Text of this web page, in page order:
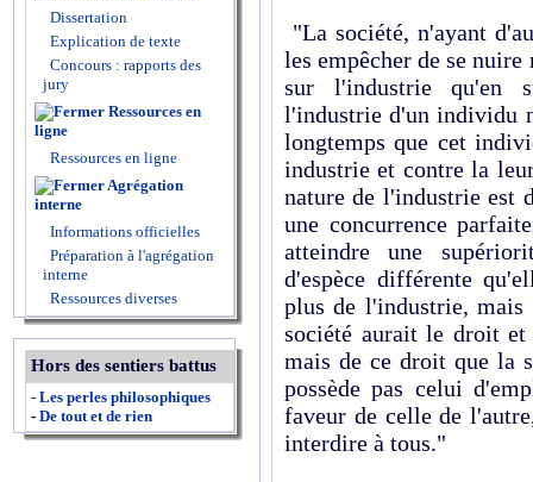
Dissertation
Explication de texte
Concours : rapports des
jury
Ressources en
ligne
Ressources en ligne
Agrégation
interne
Informations officielles
Préparation à l'agrégation
interne
Ressources diverses
Hors des sentiers battus
- Les perles philosophiques
- De tout et de rien
"La société, n'ayant
les empêcher de se
sur l'industrie qu'en
l'industrie d'un individu
longtemps que cet
industrie et contre la
nature de l'industrie est
une concurrence
atteindre une
d'espèce différente
plus de l'industrie, mais
société aurait le droit
mais de ce droit que la
possède pas celui
faveur de celle de
interdire à tous."